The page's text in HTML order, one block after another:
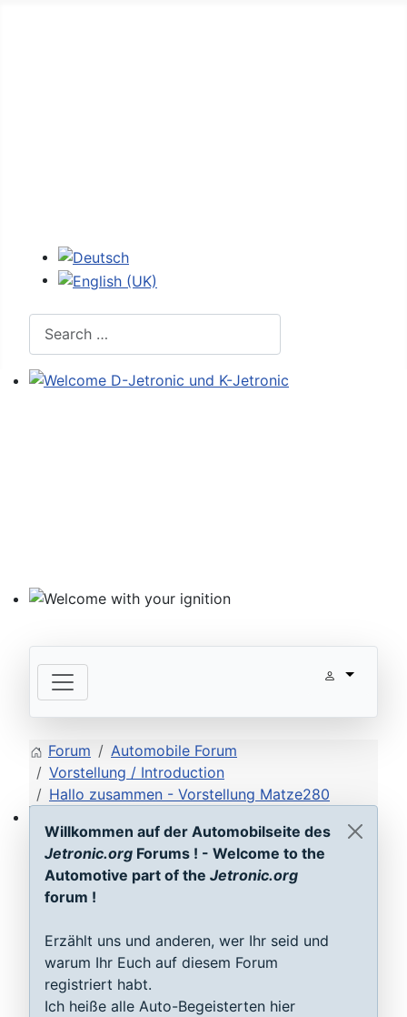
Select your language
ECU D-Jetronic & KE-Jetronic: Test and tune
Forum
Automobile Forum
Vorstellung / Introduction
Hallo zusammen - Vorstellung Matze280
Willkommen auf der Automobilseite des
Jetronic.org Forums ! - Welcome to the
Automotive part of the Jetronic.org
forum !
Erzählt uns und anderen, wer Ihr seid und
warum Ihr Euch auf diesem Forum
registriert habt.
Ich heiße alle Auto-Begeisterten hier